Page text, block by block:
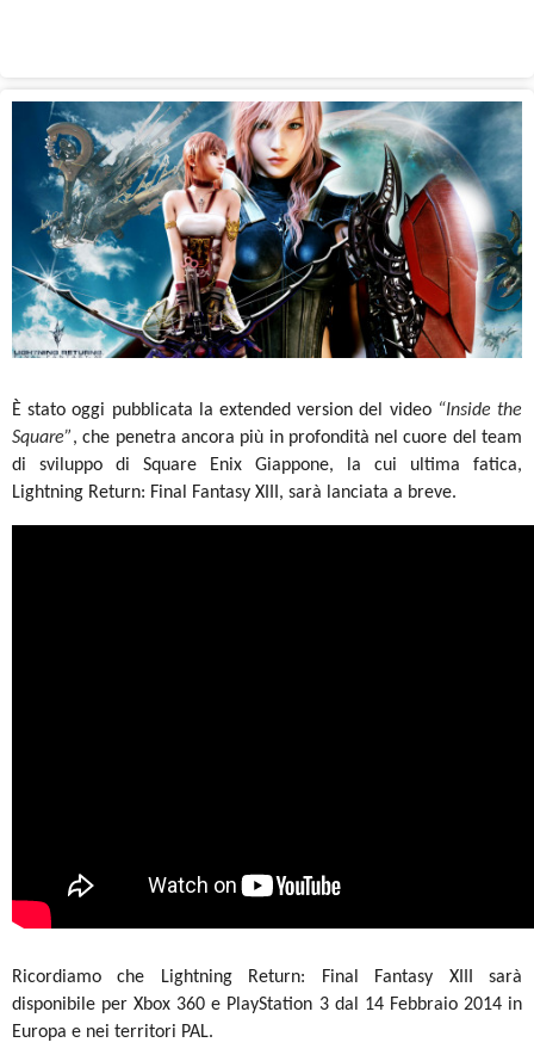
È stato oggi pubblicata la extended version del video “Inside the
Square”, che penetra ancora più in profondità nel cuore del team
di sviluppo di Square Enix Giappone, la cui ultima fatica,
Lightning Return: Final Fantasy XIII, sarà lanciata a breve.
Ricordiamo che Lightning Return: Final Fantasy XIII sarà
disponibile per Xbox 360 e PlayStation 3 dal 14 Febbraio 2014 in
Europa e nei territori PAL.